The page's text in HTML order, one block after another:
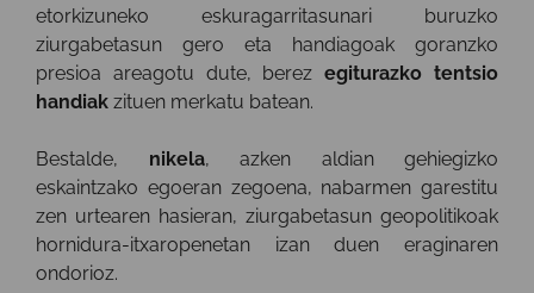
etorkizuneko eskuragarritasunari buruzko
ziurgabetasun gero eta handiagoak goranzko
presioa areagotu dute, berezegiturazko tentsio
handiak zituen merkatu batean.
Bestalde, nikela, azken aldian gehiegizko
eskaintzako egoeran zegoena, nabarmen garestitu
zen urtearen hasieran, ziurgabetasun geopolitikoak
hornidura-itxaropenetan izan duen eraginaren
ondorioz.